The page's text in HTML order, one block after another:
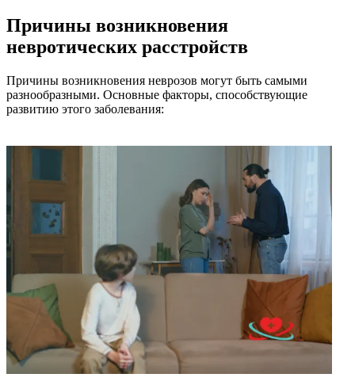
Причины возникновения
невротических расстройств
Причины возникновения неврозов могут быть самыми
разнообразными. Основные факторы, способствующие
развитию этого заболевания: